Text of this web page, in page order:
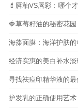
💄唇釉VS唇彩：哪个
🍓草莓籽油的秘密花
海藻面膜：海洋护肤的
经济实惠的美白补水
寻找祛痘印精华液的
护发乳的正确使用艺